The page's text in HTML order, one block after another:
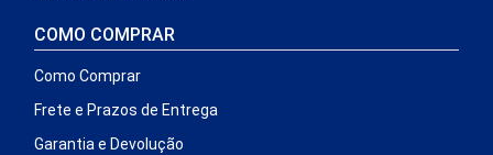
COMO COMPRAR
Como Comprar
Frete e Prazos de Entrega
Garantia e Devolução